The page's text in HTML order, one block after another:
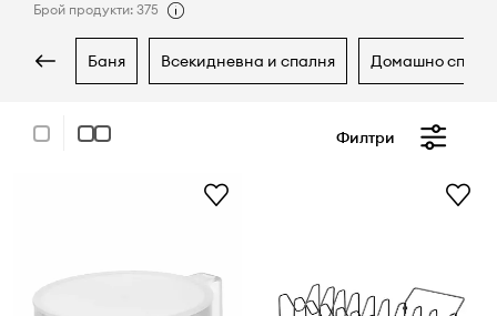
Брой продукти: 375
баня всекидневна и спалня домашно спа
Филтри